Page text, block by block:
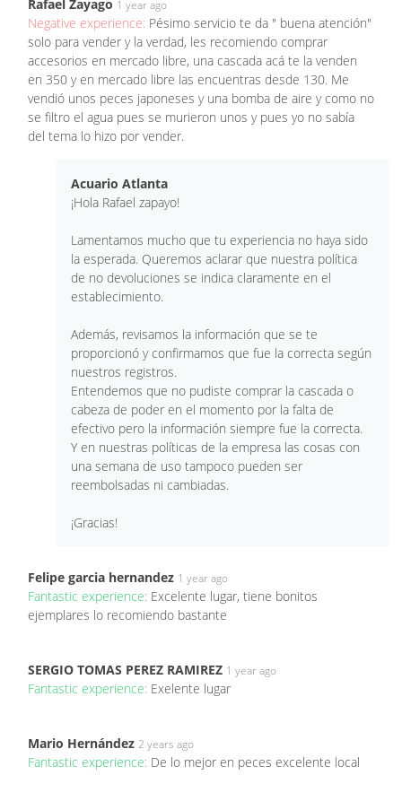
Rafael Zayago 1 year ago
Negative experience: Pésimo servicio te da " buena atención"
solo para vender y la verdad, les recomiendo comprar
accesorios en mercado libre, una cascada acá te la venden
en 350 y en mercado libre las encuentras desde 130. Me
vendió unos peces japoneses y una bomba de aire y como no
se filtro el agua pues se murieron unos y pues yo no sabía
del tema lo hizo por vender.
Acuario Atlanta
¡Hola Rafael zapayo!
Lamentamos mucho que tu experiencia no haya sido
la esperada. Queremos aclarar que nuestra política
de no devoluciones se indica claramente en el
establecimiento.
Además, revisamos la información que se te
proporcionó y confirmamos que fue la correcta según
nuestros registros.
Entendemos que no pudiste comprar la cascada o
cabeza de poder en el momento por la falta de
efectivo pero la información siempre fue la correcta.
Y en nuestras políticas de la empresa las cosas con
una semana de uso tampoco pueden ser
reembolsadas ni cambiadas.
¡Gracias!
Felipe garcia hernandez 1 year ago
Fantastic experience: Excelente lugar, tiene bonitos
ejemplares lo recomiendo bastante
SERGIO TOMAS PEREZ RAMIREZ 1 year ago
Fantastic experience: Exelente lugar
Mario Hernández 2 years ago
Fantastic experience: De lo mejor en peces excelente local